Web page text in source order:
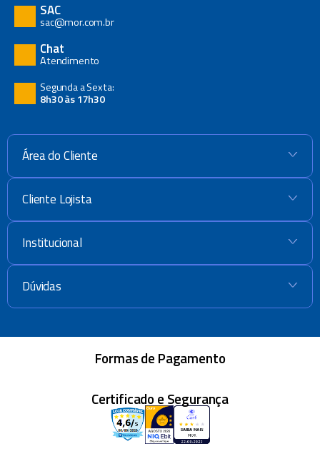
SAC
sac@mor.com.br
Chat
Atendimento
Segunda a Sexta:
8h30 às 17h30
Área do Cliente +
Cliente Lojista +
Institucional +
Dúvidas +
Formas de Pagamento
Certificado e Segurança